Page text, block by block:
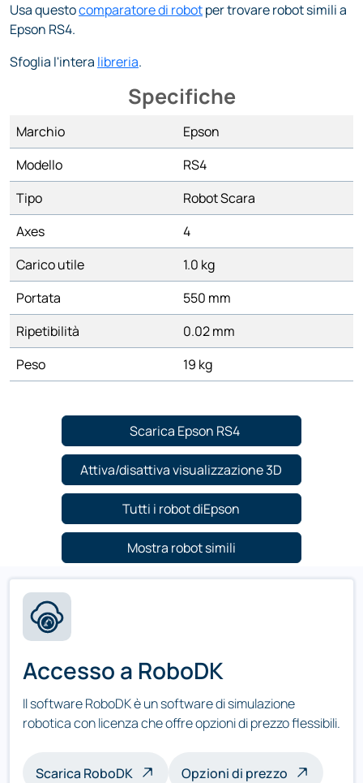
Usa questocomparatore di robotper trovare robot simili a
Epson RS4.
Sfoglia l'intera libreria.
Specifiche
Marchio
Epson
Modello
RS4
Tipo
Robot Scara
Axes
4
Carico utile
1.0 kg
Portata
550 mm
Ripetibilità
0.02 mm
Peso
19 kg
Scarica Epson RS4
Attiva/disattiva visualizzazione 3D
Tutti i robot diEpson
Mostra robot simili
Accesso a RoboDK
Il software RoboDK è un software di simulazione
robotica con licenza che offre opzioni di prezzo flessibili.
Scarica RoboDK Opzioni di prezzo